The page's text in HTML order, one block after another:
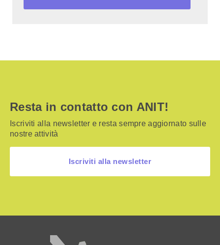
Resta in contatto con ANIT!
Iscriviti alla newsletter e resta sempre aggiornato sulle
nostre attività
Iscriviti alla newsletter